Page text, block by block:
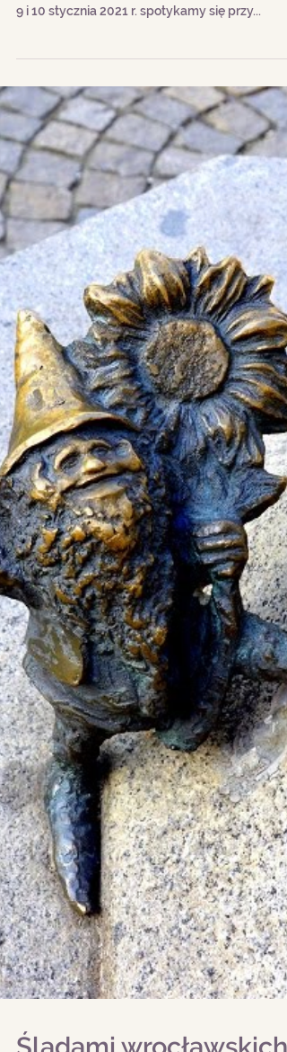
9 i 10 stycznia 2021 r. spotykamy się przy...